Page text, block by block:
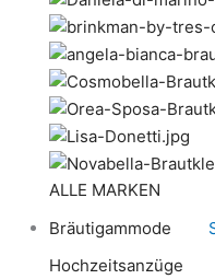
ALLE MARKEN
Bräutigammode
Hochzeitsanzüge